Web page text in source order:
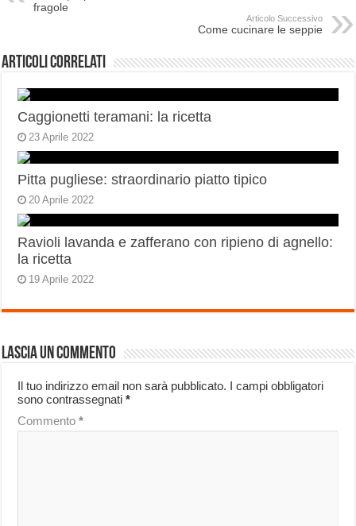
fragole
Articolo Successivo
Come cucinare le seppie
Articoli correlati
Caggionetti teramani: la ricetta
23 Aprile 2022
Pitta pugliese: straordinario piatto tipico
20 Aprile 2022
Ravioli lavanda e zafferano con ripieno di agnello:
la ricetta
19 Aprile 2022
Lascia un commento
Il tuo indirizzo email non sarà pubblicato. I campi obbligatori
sono contrassegnati*
Commento*